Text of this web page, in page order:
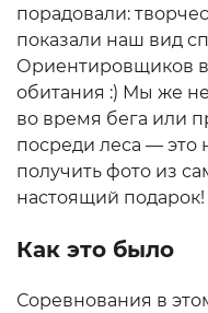
порадовали:
показали наш вид
Ориентировщиков в
обитания :) Мы же
во время бега или
посреди леса — это
получить фото из
настоящий подарок!
Как это было
Соревнования в